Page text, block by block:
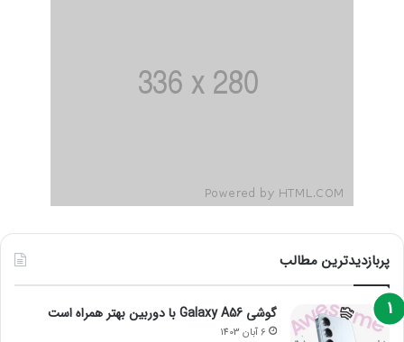
پربازدیدترین مطالب
گوشی Galaxy A56 با دوربین بهتر همراه است
6 آبان 1403